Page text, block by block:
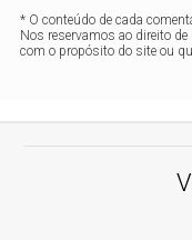
* O conteúdo de cada
Nos reservamos ao direito
com o propósito do site ou